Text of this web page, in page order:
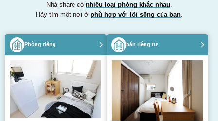
Nhà share có nhiều loại phòng khác nhau
Hãy tìm một nơi ở phù hợp với lối sống của bạn.
Phòng riêng bán riêng tư